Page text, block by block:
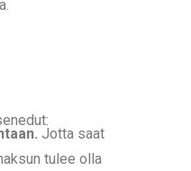
Jotta saat
tulee olla